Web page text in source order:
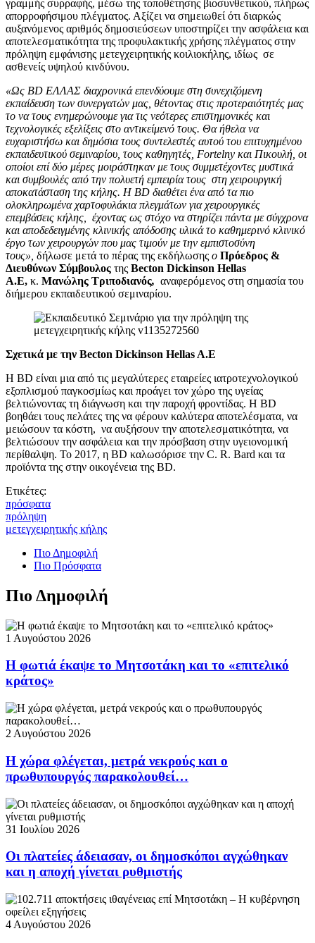
γραμμής συρραφής, μέσω της τοποθέτησης βιοσυνθετικού, πλήρως
απορροφήσιμου πλέγματος. Αξίζει να σημειωθεί ότι διαρκώς
αυξανόμενος αριθμός δημοσιεύσεων υποστηρίζει την ασφάλεια και
αποτελεσματικότητα της προφυλακτικής χρήσης πλέγματος στην
πρόληψη εμφάνισης μετεγχειρητικής κοιλιοκήλης, ιδίως σε
ασθενείς υψηλού κινδύνου.
«Ως BD ΕΛΛΑΣ διαχρονικά επενδύουμε στη συνεχιζόμενη
εκπαίδευση των συνεργατών μας, θέτοντας στις προτεραιότητές μας
το να τους ενημερώνουμε για τις νεότερες επιστημονικές και
τεχνολογικές εξελίξεις στο αντικείμενό τους. Θα ήθελα να
ευχαριστήσω και δημόσια τους συντελεστές αυτού του επιτυχημένου
εκπαιδευτικού σεμιναρίου, τους καθηγητές, Fortelny και Πικουλή, οι
οποίοι επί δύο μέρες μοιράστηκαν με τους συμμετέχοντες μυστικά
και συμβουλές από την πολυετή εμπειρία τους στη χειρουργική
αποκατάσταση της κήλης. Η BD διαθέτει ένα από τα πιο
ολοκληρωμένα χαρτοφυλάκια πλεγμάτων για χειρουργικές
επεμβάσεις κήλης, έχοντας ως στόχο να στηρίζει πάντα με σύγχρονα
και αποδεδειγμένης κλινικής απόδοσης υλικά το καθημερινό κλινικό
έργο των χειρουργών που μας τιμούν με την εμπιστοσύνη
τους», δήλωσε μετά το πέρας της εκδήλωσης ο Πρόεδρος &
Διευθύνων Σύμβουλος της Becton Dickinson Hellas
A.E, κ. Μανώλης Τριποδιανός, αναφερόμενος στη σημασία του
διήμερου εκπαιδευτικού σεμιναρίου.
Σχετικά με την Becton Dickinson Hellas A.E
Η BD είναι μια από τις μεγαλύτερες εταιρείες ιατροτεχνολογικού
εξοπλισμού παγκοσμίως και προάγει τον χώρο της υγείας
βελτιώνοντας τη διάγνωση και την παροχή φροντίδας. Η BD
βοηθάει τους πελάτες της να φέρουν καλύτερα αποτελέσματα, να
μειώσουν τα κόστη, να αυξήσουν την αποτελεσματικότητα, να
βελτιώσουν την ασφάλεια και την πρόσβαση στην υγειονομική
περίθαλψη. Το 2017, η BD καλωσόρισε την C. R. Bard και τα
προϊόντα της στην οικογένεια της BD.
Ετικέτες:
πρόσφατα
πρόληψη
μετεγχειρητικής κήλης
Πιο Δημοφιλή
Πιο Πρόσφατα
Πιο Δημοφιλή
1 Αυγούστου 2026
Η φωτιά έκαψε το Μητσοτάκη και το «επιτελικό
κράτος»
2 Αυγούστου 2026
Η χώρα φλέγεται, μετρά νεκρούς και ο
πρωθυπουργός παρακολουθεί…
31 Ιουλίου 2026
Οι πλατείες άδειασαν, οι δημοσκόποι αγχώθηκαν
και η αποχή γίνεται ρυθμιστής
4 Αυγούστου 2026